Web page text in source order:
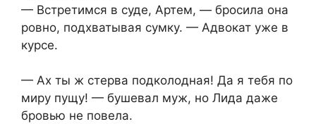
— Встретимся в суде, Артем, — бросила она
ровно, подхватывая сумку. — Адвокат уже в
курсе.
— Ах ты ж стерва подколодная! Да я тебя по
миру пущу! — бушевал муж, но Лида даже
бровью не повела.